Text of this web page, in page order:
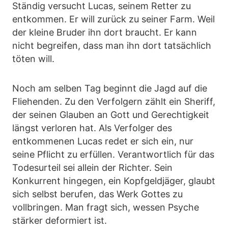
Ständig versucht Lucas, seinem Retter zu
entkommen. Er will zurück zu seiner Farm. Weil
der kleine Bruder ihn dort braucht. Er kann
nicht begreifen, dass man ihn dort tatsächlich
töten will.
Noch am selben Tag beginnt die Jagd auf die
Fliehenden. Zu den Verfolgern zählt ein Sheriff,
der seinen Glauben an Gott und Gerechtigkeit
längst verloren hat. Als Verfolger des
entkommenen Lucas redet er sich ein, nur
seine Pflicht zu erfüllen. Verantwortlich für das
Todesurteil sei allein der Richter. Sein
Konkurrent hingegen, ein Kopfgeldjäger, glaubt
sich selbst berufen, das Werk Gottes zu
vollbringen. Man fragt sich, wessen Psyche
stärker deformiert ist.